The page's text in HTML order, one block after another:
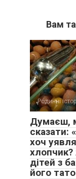
Вам
Родинні
Думаєш,
сказати:
хоч
хлопчик?
дітей з
його